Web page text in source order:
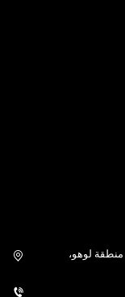
10 ج، مبنى بو شينغ، طريق تشينغ شوي هو 1، منطقة لوهو،